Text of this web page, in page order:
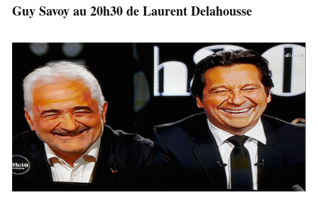
Guy Savoy au 20h30 de Laurent Delahousse